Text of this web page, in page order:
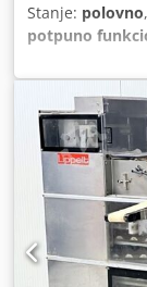
Stanje: polovno
potpuno
2022,